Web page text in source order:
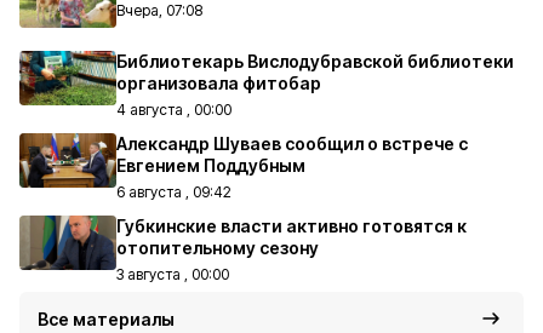
Вчера, 07:08
Библиотекарь Вислодубравской библиотеки
организовала фитобар
4 августа , 00:00
Александр Шуваев сообщил о встрече с
Евгением Поддубным
6 августа , 09:42
Губкинские власти активно готовятся к
отопительному сезону
3 августа , 00:00
Все материалы